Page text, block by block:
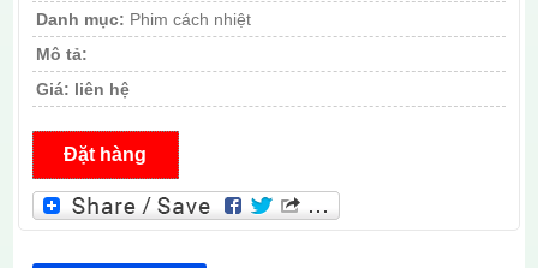
Danh mục: Phim cách nhiệt
Mô tả:
Giá: liên hệ
Đặt hàng